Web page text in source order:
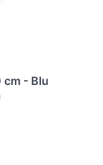
cm - Blu